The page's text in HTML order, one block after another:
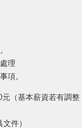
理
項。
（基本薪資若有調整
件）